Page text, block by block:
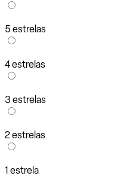
5 estrelas
4 estrelas
3 estrelas
2 estrelas
1 estrela